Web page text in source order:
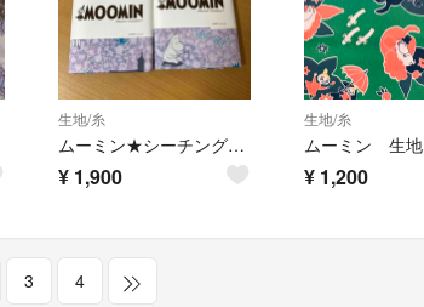
生地/糸
ムーミン★シーチング生地
¥ 1,900
生地/糸
ムーミン 生地
¥ 1,200
3 4